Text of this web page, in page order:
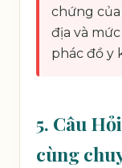
chứng của
địa và
phác đồ y
5. Câu
cùng